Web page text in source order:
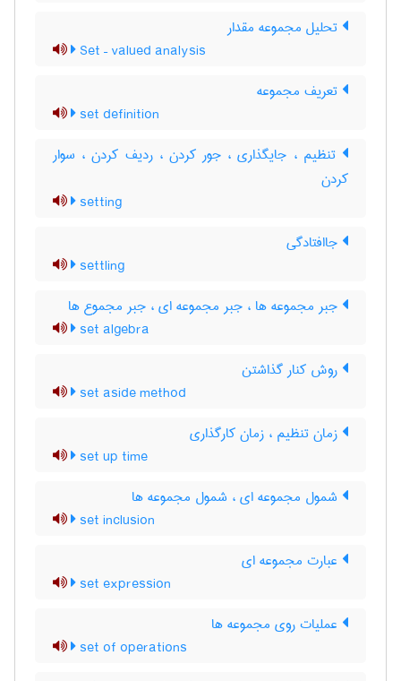
تحلیل مجموعه مقدار
Set – valued analysis
تعریف مجموعه
set definition
تنظیم ، جایگذاری ، جور کردن ، ردیف کردن ، سوار
کردن
setting
جاافتادگی
settling
جبر مجموعه ها ، جبر مجموعه ای ، جبر مجموع ها
set algebra
روش کنار گذاشتن
set aside method
زمان تنظیم ، زمان کارگذاری
set up time
شمول مجموعه ای ، شمول مجموعه ها
set inclusion
عبارت مجموعه ای
set expression
عملیات روی مجموعه ها
set of operations